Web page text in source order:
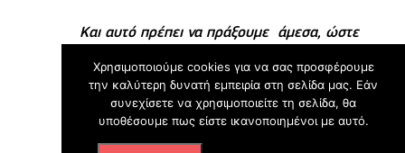
Και αυτό πρέπει να πράξουμε άμεσα, ώστε
έχουμε ως αποτέλεσμα το νους υγιής εν
σώματι υγιή, που θα συνοδεύεται πάντα σε
κάθε άθλημα από το ευ αγωνίζεσθαι!»
Χρησιμοποιούμε cookies για να σας προσφέρουμε
την καλύτερη δυνατή εμπειρία στη σελίδα μας. Εάν
συνεχίσετε να χρησιμοποιείτε τη σελίδα, θα
υποθέσουμε πως είστε ικανοποιημένοι με αυτό.